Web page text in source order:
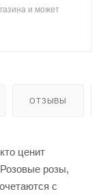
и может
ОТЗЫВЫ
ценит
розы,
с